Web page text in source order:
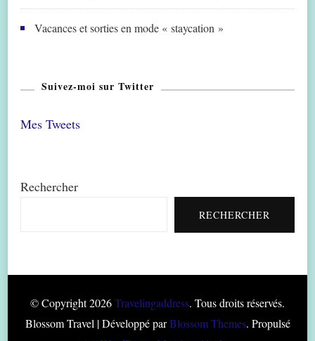
Vacances et sorties en mode « staycation »
Suivez-moi sur Twitter
Mes Tweets
Rechercher
RECHERCHER
© Copyright 2026Travelingaddress. Tous droits réservés.
Blossom Travel | Développé parBlossom Themes. Propulsé